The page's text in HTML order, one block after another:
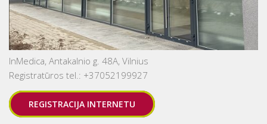
InMedica, Antakalnio g. 48A, Vilnius
Registratūros tel.: +37052199927
REGISTRACIJA INTERNETU